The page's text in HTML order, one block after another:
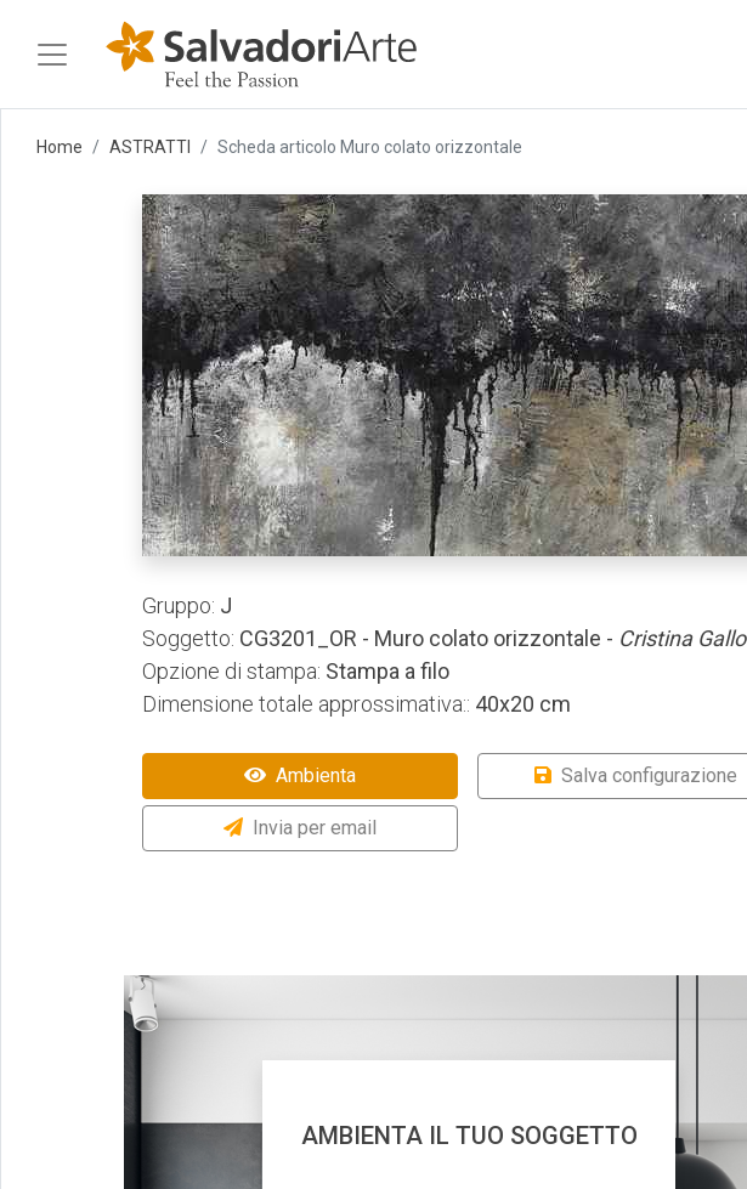
Home ASTRATTI Scheda articolo Muro colato orizzontale
Gruppo: J
Soggetto: CG3201_OR - Muro colato orizzontale - Cristina Gallo
Opzione di stampa: Stampa a filo
Dimensione totale approssimativa:: 40x20 cm
Ambienta Salva configurazione
Invia per email
AMBIENTA IL TUO SOGGETTO